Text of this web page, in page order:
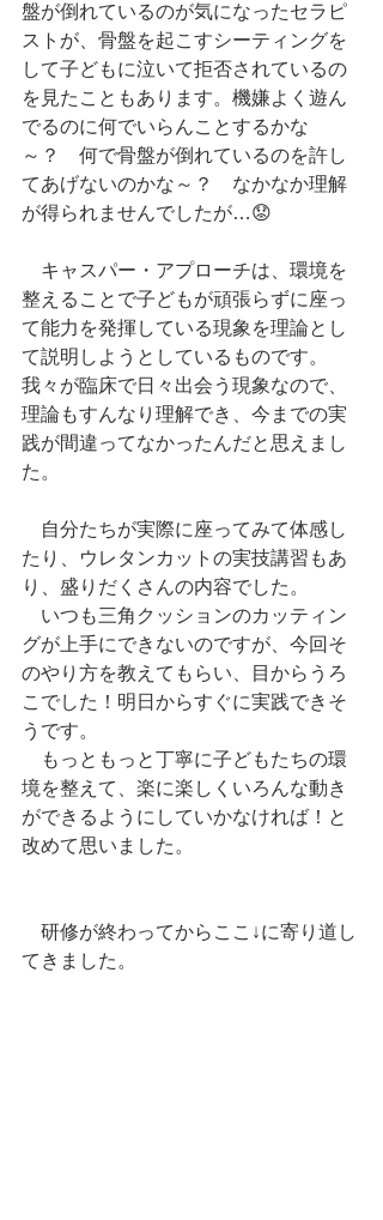
盤が倒れているのが気になったセラピ
ストが、骨盤を起こすシーティングを
して子どもに泣いて拒否されているの
を見たこともあります。機嫌よく遊ん
でるのに何でいらんことするかな
～？　何で骨盤が倒れているのを許し
てあげないのかな～？　なかなか理解
が得られませんでしたが…😟
キャスパー・アプローチは、環境を
整えることで子どもが頑張らずに座っ
て能力を発揮している現象を理論とし
て説明しようとしているものです。
我々が臨床で日々出会う現象なので、
理論もすんなり理解でき、今までの実
践が間違ってなかったんだと思えまし
た。
自分たちが実際に座ってみて体感し
たり、ウレタンカットの実技講習もあ
り、盛りだくさんの内容でした。
いつも三角クッションのカッティン
グが上手にできないのですが、今回そ
のやり方を教えてもらい、目からうろ
こでした！明日からすぐに実践できそ
うです。
もっともっと丁寧に子どもたちの環
境を整えて、楽に楽しくいろんな動き
ができるようにしていかなければ！と
改めて思いました。
研修が終わってからここ↓に寄り道し
てきました。